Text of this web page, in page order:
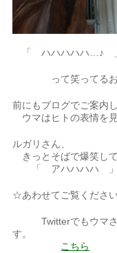
「 ハハハハハ…♪
って笑ってるおか
前にもブログでご案内
ウマはヒトの表情を
ルガリさん、
きっとそばで爆笑し
「 アハハハハ 」
☆あわせてご覧くださ
Twitterでもウマさん
す。
こちら